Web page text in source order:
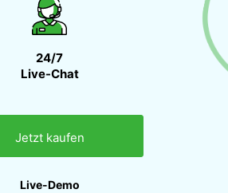
24/7
Live-Chat
Jetzt kaufen
Live-Demo